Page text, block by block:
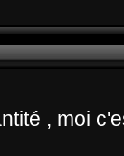
, moi